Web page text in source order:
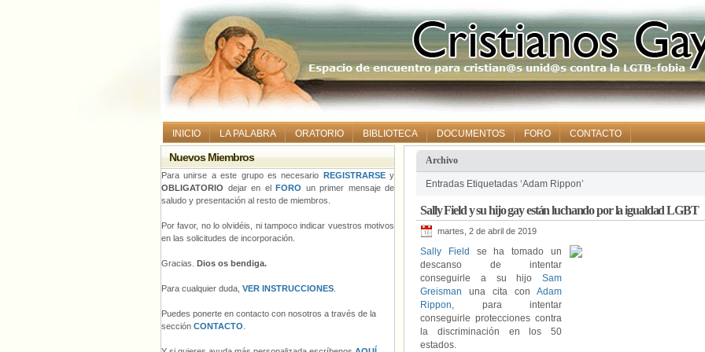
INICIO LA PALABRA ORATORIO BIBLIOTECA DOCUMENTOS FORO CONTACTO
Archivo
Entradas Etiquetadas ‘Adam Rippon’
Sally Field y su hijo gay están luchando por la igualdad LGBT
martes, 2 de abril de 2019
Sally Field
se ha tomado un
descanso de intentar
conseguirle a su hijo Sam
Greisman una cita con Adam
Rippon, para intentar
conseguirle protecciones contra
la discriminación en los 50
estados.
Nuevos Miembros
Para unirse a este grupo es necesario REGISTRARSEy
OBLIGATORIO dejar en el FORO un primer mensaje de
saludo y presentación al resto de miembros.
Por favor, no lo olvidéis, ni tampoco indicar vuestros motivos
en las solicitudes de incorporación.
Gracias. Dios os bendiga.
Para cualquier duda, VER INSTRUCCIONES
Puedes ponerte en contacto con nosotros a través de la
sección CONTACTO